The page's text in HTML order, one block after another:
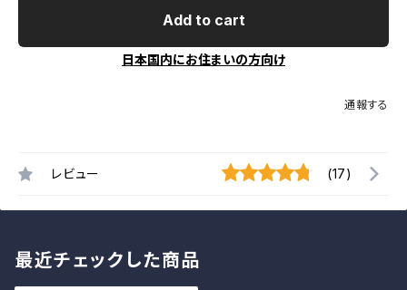
Add to cart
日本国内にお住まいの方向け
通報する
レビュー (17)
最近チェックした商品